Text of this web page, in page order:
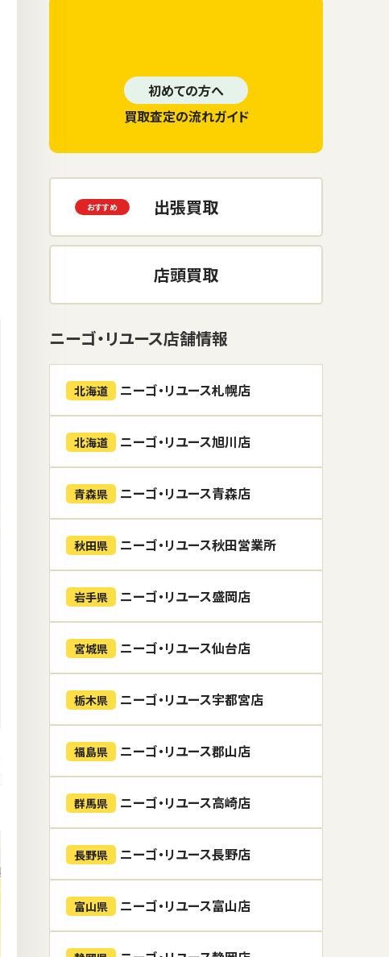
初めての方へ
買取査定の流れガイド
出張買取
店頭買取
ニーゴ・リユース店舗情報
北海道 ニーゴ・リユース札幌店
北海道 ニーゴ・リユース旭川店
青森県 ニーゴ・リユース青森店
秋田県 ニーゴ・リユース秋田営業所
岩手県 ニーゴ・リユース盛岡店
宮城県 ニーゴ・リユース仙台店
栃木県 ニーゴ・リユース宇都宮店
福島県 ニーゴ・リユース郡山店
群馬県 ニーゴ・リユース高崎店
長野県 ニーゴ・リユース長野店
富山県 ニーゴ・リユース富山店